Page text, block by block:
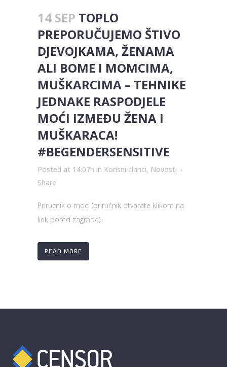
14 SEP TOPLO
PREPORUČUJEMO ŠTIVO
DJEVOJKAMA, ŽENAMA
ALI BOME I MOMCIMA,
MUŠKARCIMA – TEHNIKE
JEDNAKE RASPODJELE
MOĆI IZMEĐU ŽENA I
MUŠKARACA!
#BEGENDERSENSITIVE
Posted at 14:07h in Korisni clanci, Novosti
Share
Prirucnik o moci (priručnik otvarate klikom na
link pored zagrade)...
READ MORE